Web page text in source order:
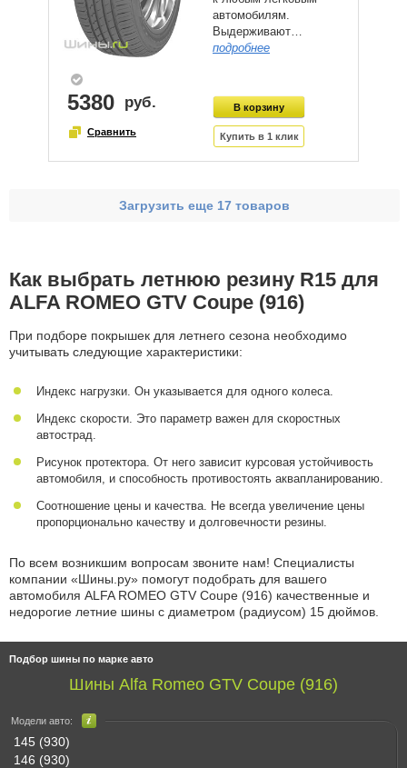
Подбор шины по марке авто
Шины Alfa Romeo GTV Coupe (916)
Модели авто:
145 (930)
146 (930)
автомобилям.
Выдерживают…
подробнее
5380
Загрузить еще 17 товаров
Как выбрать летнюю резину R15 для
ALFA ROMEO GTV Coupe (916)
При подборе покрышек для летнего сезона необходимо
учитывать следующие характеристики:
Индекс нагрузки. Он указывается для одного колеса.
Индекс скорости. Это параметр важен для скоростных
автострад.
Рисунок протектора. От него зависит курсовая устойчивость
автомобиля, и способность противостоять аквапланированию.
Соотношение цены и качества. Не всегда увеличение цены
пропорционально качеству и долговечности резины.
По всем возникшим вопросам звоните нам! Специалисты
компании «Шины.ру» помогут подобрать для вашего
автомобиля ALFA ROMEO GTV Coupe (916) качественные и
недорогие летние шины с диаметром (радиусом) 15 дюймов.